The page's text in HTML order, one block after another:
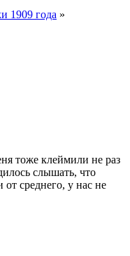
1909 года »
тоже клеймили не раз
слышать, что
среднего, у нас не